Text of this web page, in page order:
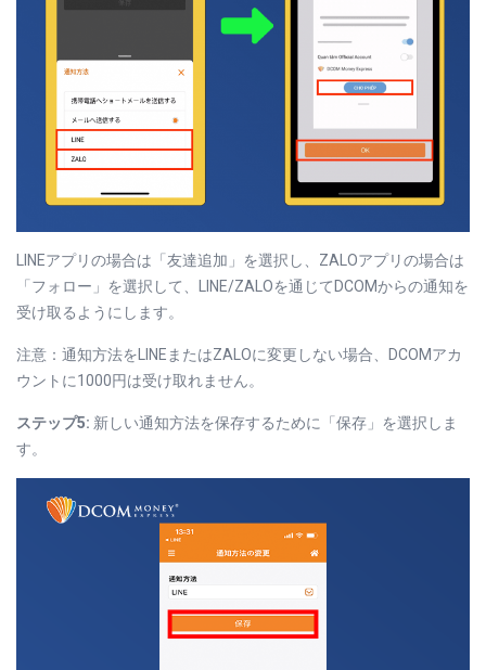
LINEアプリの場合は「友達追加」を選択し、ZALOアプリの場合は
「フォロー」を選択して、LINE/ZALOを通じてDCOMからの通知を
受け取るようにします。
注意：通知方法をLINEまたはZALOに変更しない場合、DCOMアカ
ウントに1000円は受け取れません。
ステップ5: 新しい通知方法を保存するために「保存」を選択しま
す。